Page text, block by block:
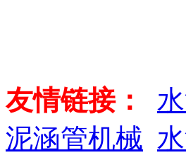
友情链接：
泥涵管机械